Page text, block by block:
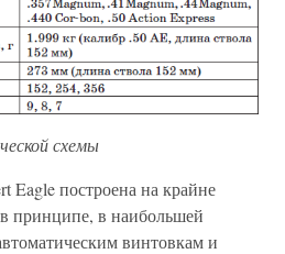
схемы
Eagle построена на крайне
принципе, в наибольшей
винтовкам и